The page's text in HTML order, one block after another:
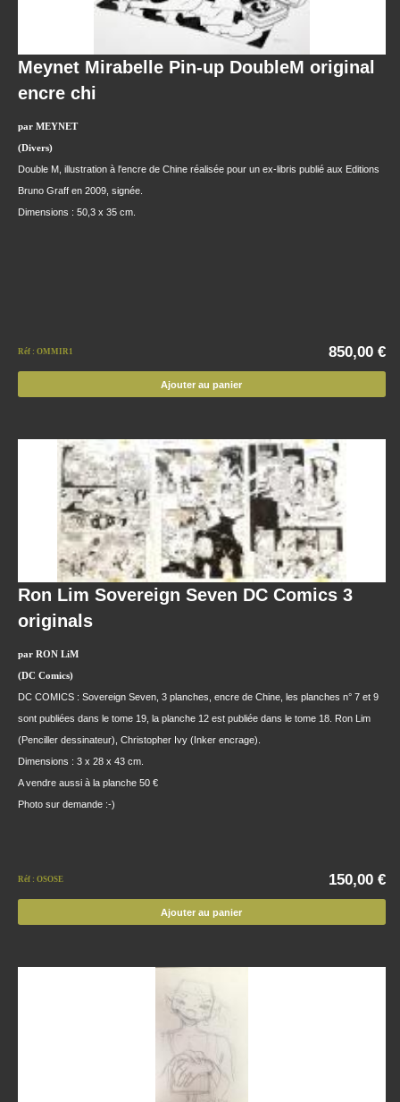
Meynet Mirabelle Pin-up DoubleM original
encre chi
par MEYNET
(Divers)
Double M, illustration à l'encre de Chine réalisée pour un ex-libris publié aux Editions
Bruno Graff en 2009, signée.
Dimensions : 50,3 x 35 cm.
Réf : OMMIR1 850,00 €
Ajouter au panier
Ron Lim Sovereign Seven DC Comics 3
originals
par RON LiM
(DC Comics)
DC COMICS : Sovereign Seven, 3 planches, encre de Chine, les planches n° 7 et 9
sont publiées dans le tome 19, la planche 12 est publiée dans le tome 18. Ron Lim
(Penciller dessinateur), Christopher Ivy (Inker encrage).
Dimensions : 3 x 28 x 43 cm.
A vendre aussi à la planche 50 €
Photo sur demande :-)
Réf : OSOSE 150,00 €
Ajouter au panier